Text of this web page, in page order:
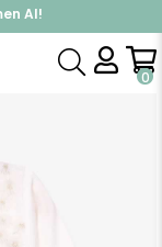
Al!
Üye Ol!
0